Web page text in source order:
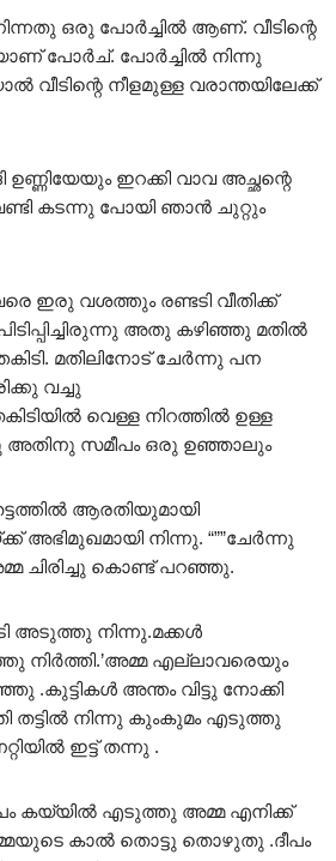
ഒരു പോർച്ചിൽ ആണ്. വീടിന്റെ
പോർച്. പോർച്ചിൽ നിന്നു
വീടിന്റെ നീളമുള്ള വരാന്തയിലേക്ക്
ഉണ്ണിയേയും ഇറക്കി വാവ അച്ഛന്റെ
കടന്നു പോയി ഞാൻ ചുറ്റും
ഇരു വശത്തും രണ്ടടി വീതിക്ക്
അതു കഴിഞ്ഞു മതിൽ
മതിലിനോട് ചേർന്നു പന
വച്ചു
വെള്ള നിറത്തിൽ ഉള്ള
സമീപം ഒരു ഉഞ്ഞാലും
ആരതിയുമായി
നിന്നു. “””ചേർന്നു
ചിരിച്ചു കൊണ്ട് പറഞ്ഞു.
അടുത്തു നിന്നു.മക്കൾ
നിർത്തി.’അമ്മ എല്ലാവരെയും
.കുട്ടികൾ അന്തം വിട്ടു നോക്കി
തട്ടിൽ നിന്നു കുംകുമം എടുത്തു
ഇട്ട് തന്നു .
ദീപം കയ്യിൽ എടുത്തു അമ്മ എനിക്ക്
കാൽ തൊട്ടു തൊഴുതു .ദീപം